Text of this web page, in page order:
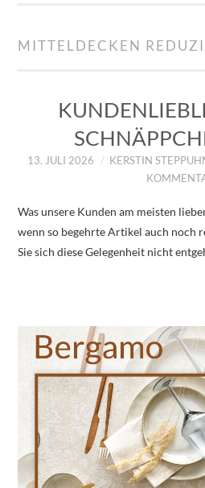
ÜBER UNS
ZUM SHOP
MITTELDECKEN
13. JULI 2026 KERSTIN
Was unsere Kunden am meisten
wenn so begehrte Artikel auch noch
Sie sich diese Gelegenheit nicht